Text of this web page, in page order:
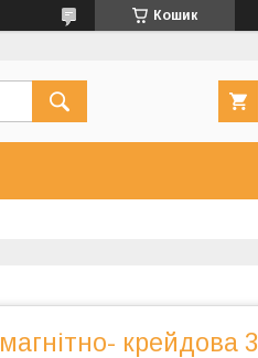
Кошик
крейдова 3